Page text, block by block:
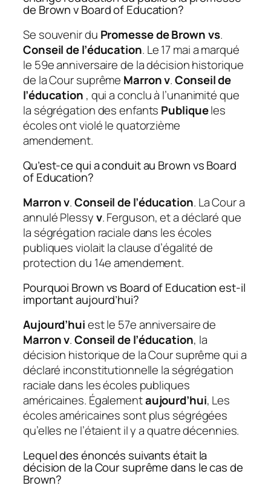
de Brown v Board of Education?
Se souvenir du Promesse de Brown vs.
Conseil de l’éducation. Le 17 mai a marqué
le 59e anniversaire de la décision historique
de la Cour suprême Marron v.Conseil de
l’éducation , qui a conclu à l’unanimité que
la ségrégation des enfants Publiqueles
écoles ont violé le quatorzième
amendement.
Qu’est-ce qui a conduit au Brown vs Board
of Education?
Marron v.Conseil de l’éducation. La Cour a
annulé Plessyv. Ferguson, et a déclaré que
la ségrégation raciale dans les écoles
publiques violait la clause d’égalité de
protection du 14e amendement.
Pourquoi Brown vs Board of Education est-il
important aujourd’hui?
Aujourd’huiest le 57e anniversaire de
Marron v.Conseil de l’éducation, la
décision historique de la Cour suprême qui a
déclaré inconstitutionnelle la ségrégation
raciale dans les écoles publiques
américaines. Égalementaujourd’hui, Les
écoles américaines sont plus ségrégées
qu’elles ne l’étaient il y a quatre décennies.
Lequel des énoncés suivants était la
décision de la Cour suprême dans le cas de
Brown?